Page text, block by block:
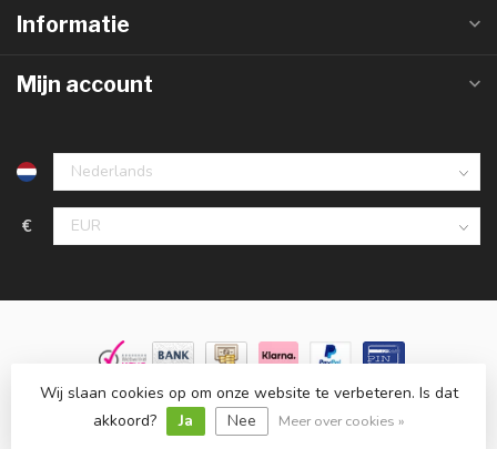
Informatie
Mijn account
€
© Copyright 2026 Groothandelinled.nl - Powered by
Lightspeed
Lightspeed designbyDyvelopment
Wij slaan cookies op om onze website te verbeteren. Is dat
akkoord?
Ja Nee Meer over cookies »